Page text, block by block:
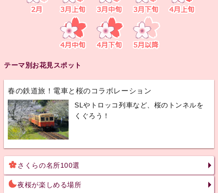
テーマ別お花見スポット
春の鉄道旅！電車と桜のコラボレーション
SLやトロッコ列車など、桜のトンネルを
くぐろう！
さくらの名所100選
夜桜が楽しめる場所